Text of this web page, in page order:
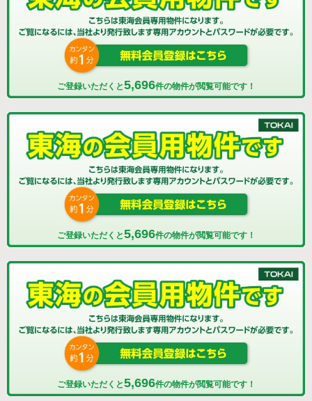
ご登録いただくと5,696件の物件が閲覧可能です！
ご登録いただくと5,696件の物件が閲覧可能です！
ご登録いただくと5,696件の物件が閲覧可能です！